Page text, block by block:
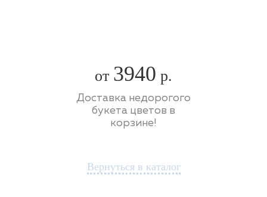
от 3940 р.
Доставка недорогого
букета цветов в
корзине!
Вернуться в каталог